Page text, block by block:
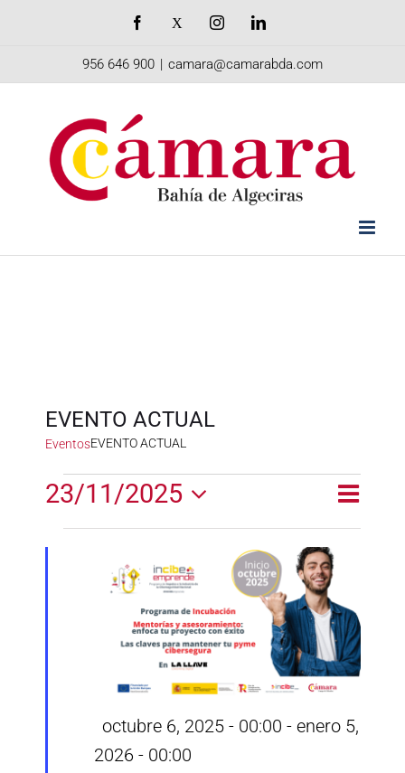
Facebook InstagramLinkedIn
956 646 900 | camara@camarabda.com
EVENTO ACTUAL
EventosEVENTO ACTUAL
Eventos
en
noviembre
vistas
Día
23/11/2025
Selecciona
la
fecha.
Destacado
octubre 6, 2025 - 00:00 - enero 5,
2026 - 00:00